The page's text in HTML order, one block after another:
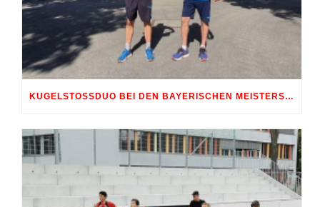
KUGELSTOSSDUO BEI DEN BAYERISCHEN MEISTERSCHAFTEN GESTARTET